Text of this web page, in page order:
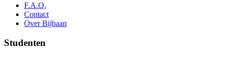
F.A.Q.
Contact
Over Bijbaan
Studenten